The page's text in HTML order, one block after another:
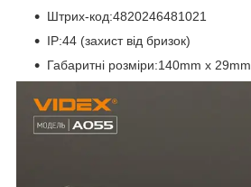
Штрих-код:4820246481021
IP:44 (захист від бризок)
Габаритні розміри:140mm х 29mm